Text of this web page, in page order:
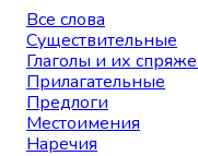
Все слова
Существительные
Глаголы и их
Прилагательные
Предлоги
Местоимения
Наречия